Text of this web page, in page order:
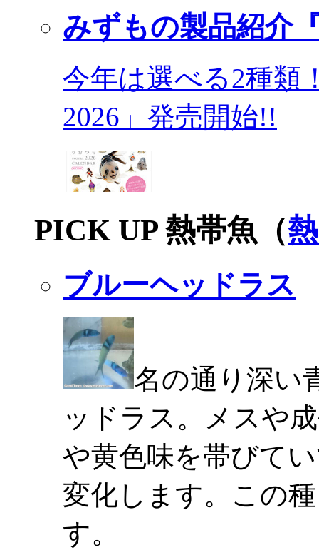
みずもの製品紹介
今年は選べる2種類
2026」発売開始!!
PICK UP 熱帯魚（
ブルーヘッドラス
名の通り深い
ッドラス。メスや
や黄色味を帯びて
変化します。この
す。